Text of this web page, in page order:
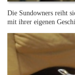
Die Sundowners reiht
mit ihrer eigenen